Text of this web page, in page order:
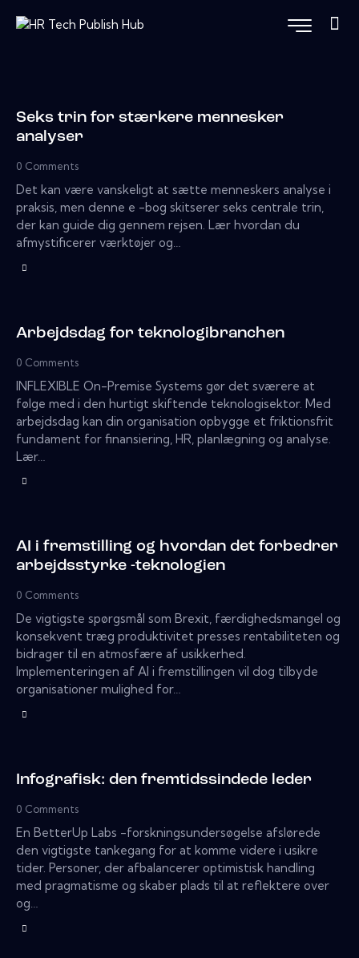
Seks trin for stærkere mennesker
analyser
0 Comments
Det kan være vanskeligt at sætte menneskers analyse i
praksis, men denne e -bog skitserer seks centrale trin,
der kan guide dig gennem rejsen. Lær hvordan du
afmystificerer værktøjer og…
Arbejdsdag for teknologibranchen
0 Comments
INFLEXIBLE On-Premise Systems gør det sværere at
følge med i den hurtigt skiftende teknologisektor. Med
arbejdsdag kan din organisation opbygge et friktionsfrit
fundament for finansiering, HR, planlægning og analyse.
Lær…
AI i fremstilling og hvordan det forbedrer
arbejdsstyrke -teknologien
0 Comments
De vigtigste spørgsmål som Brexit, færdighedsmangel og
konsekvent træg produktivitet presses rentabiliteten og
bidrager til en atmosfære af usikkerhed.
Implementeringen af ​​AI i fremstillingen vil dog tilbyde
organisationer mulighed for…
Infografisk: den fremtidssindede leder
0 Comments
En BetterUp Labs -forskningsundersøgelse afslørede
den vigtigste tankegang for at komme videre i usikre
tider. Personer, der afbalancerer optimistisk handling
med pragmatisme og skaber plads til at reflektere over
og…